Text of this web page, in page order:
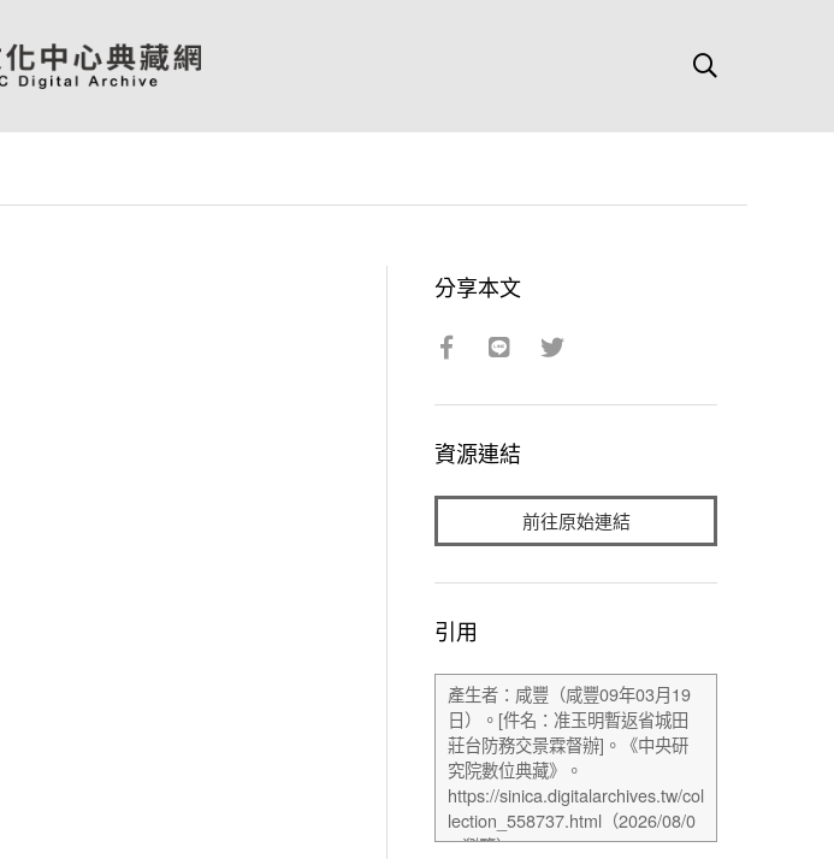
分享本文
資源連結
前往原始連結
引用